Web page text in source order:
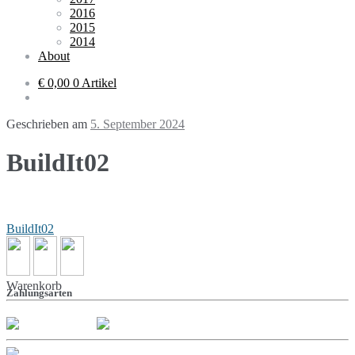
2016
2015
2014
About
€ 0,00 0 Artikel
Geschrieben am 5. September 2024
BuildIt02
Beitragsnavigation
BuildIt02
Warenkorb
Zahlungsarten